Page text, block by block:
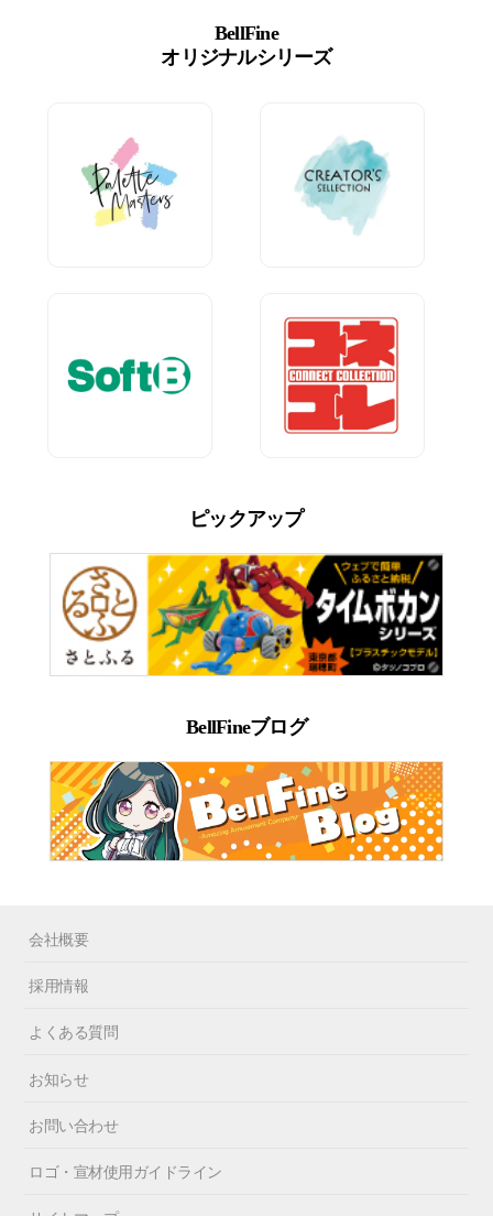
BellFine
オリジナルシリーズ
ピックアップ
BellFineブログ
会社概要
採用情報
よくある質問
お知らせ
お問い合わせ
ロゴ・宣材使用ガイドライン